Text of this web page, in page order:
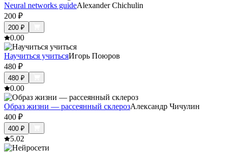
Neural networks guideAlexander Chichulin
200 ₽
200 ₽
0.00
Научиться учитьсяИгорь Поюров
480 ₽
480 ₽
0.00
Образ жизни — рассеянный склерозАлександр Чичулин
400 ₽
400 ₽
5.02